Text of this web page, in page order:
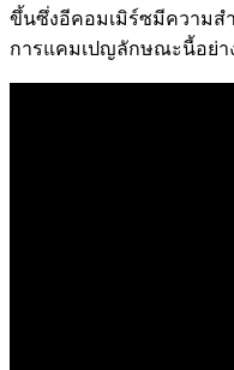
ขึ้นซึ่งอีคอมเมิร์ซมีความส
การแคมเปญลักษณะนี้อย่า